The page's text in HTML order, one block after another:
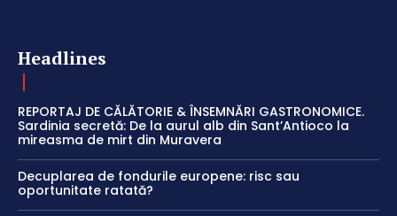
Headlines
REPORTAJ DE CĂLĂTORIE & ÎNSEMNĂRI GASTRONOMICE.
Sardinia secretă: De la aurul alb din Sant’Antioco la
mireasma de mirt din Muravera
Decuplarea de fondurile europene: risc sau
oportunitate ratată?